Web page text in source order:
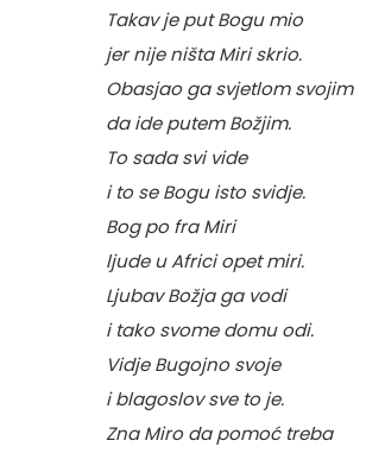
Takav je put Bogu mio
jer nije ništa Miri skrio.
Obasjao ga svjetlom svojim
da ide putem Božjim.
To sada svi vide
i to se Bogu isto svidje.
Bog po fra Miri
ljude u Africi opet miri.
Ljubav Božja ga vodi
i tako svome domu odi.
Vidje Bugojno svoje
i blagoslov sve to je.
Zna Miro da pomoć treba